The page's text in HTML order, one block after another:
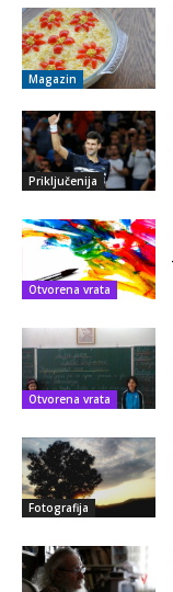
Magazin
Priključenija
Otvorena vrata
Otvorena vrata
Fotografija